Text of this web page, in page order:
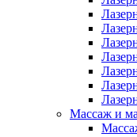
Массаж и